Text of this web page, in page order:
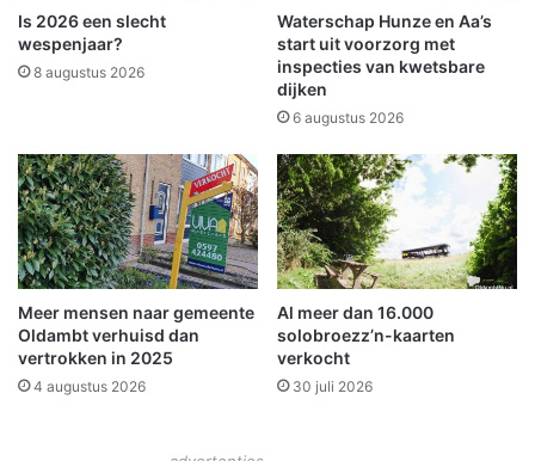
u
r
e
i
c
a
n
t
p
a
r
t
n
e
r
r
M
r
s
S
e
n
i
o
r
P
Is 2026 een slecht
wespenjaar?
8 augustus 2026
Waterschap Hunze en Aa’s
start uit voorzorg met
inspecties van kwetsbare
dijken
6 augustus 2026
Meer mensen naar gemeente
Oldambt verhuisd dan
vertrokken in 2025
4 augustus 2026
Al meer dan 16.000
solobroezz’n-kaarten
verkocht
30 juli 2026